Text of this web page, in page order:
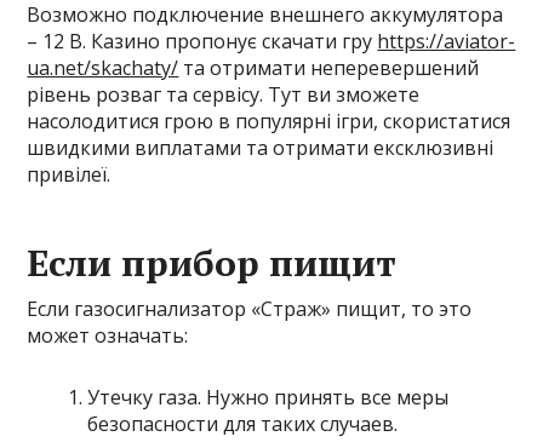
Возможно подключение внешнего аккумулятора
– 12 В. Казино пропонує скачати гру https://aviator-
ua.net/skachaty/ та отримати неперевершений
рівень розваг та сервісу. Тут ви зможете
насолодитися грою в популярні ігри, скористатися
швидкими виплатами та отримати ексклюзивні
привілеї.
Если прибор пищит
Если газосигнализатор «Страж» пищит, то это
может означать:
Утечку газа. Нужно принять все меры
безопасности для таких случаев.